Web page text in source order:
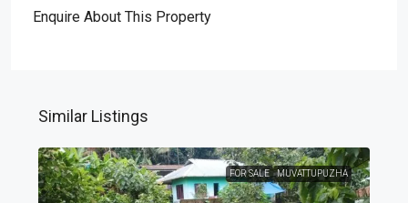
Enquire About This Property
Similar Listings
FOR SALE MUVATTUPUZHA